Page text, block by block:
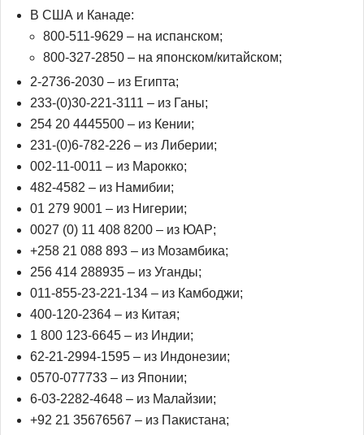
В США и Канаде:
800-511-9629 – на испанском;
800-327-2850 – на японском/китайском;
2-2736-2030 – из Египта;
233-(0)30-221-3111 – из Ганы;
254 20 4445500 – из Кении;
231-(0)6-782-226 – из Либерии;
002-11-0011 – из Марокко;
482-4582 – из Намибии;
01 279 9001 – из Нигерии;
0027 (0) 11 408 8200 – из ЮАР;
+258 21 088 893 – из Мозамбика;
256 414 288935 – из Уганды;
011-855-23-221-134 – из Камбоджи;
400-120-2364 – из Китая;
1 800 123-6645 – из Индии;
62-21-2994-1595 – из Индонезии;
0570-077733 – из Японии;
6-03-2282-4648 – из Малайзии;
+92 21 35676567 – из Пакистана;